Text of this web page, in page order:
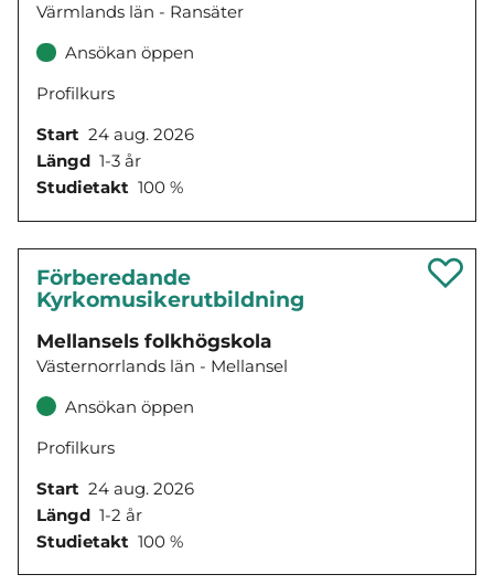
Värmlands län - Ransäter
Ansökan öppen
Profilkurs
Start 24 aug. 2026
Längd 1-3 år
Studietakt 100 %
Förberedande
Kyrkomusikerutbildning
Mellansels folkhögskola
Västernorrlands län - Mellansel
Ansökan öppen
Profilkurs
Start 24 aug. 2026
Längd 1-2 år
Studietakt 100 %